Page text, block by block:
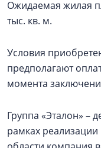
Ожидаемая жилая
тыс. кв. м.
Условия
предполагают
момента
Группа «Эталон» –
рамках